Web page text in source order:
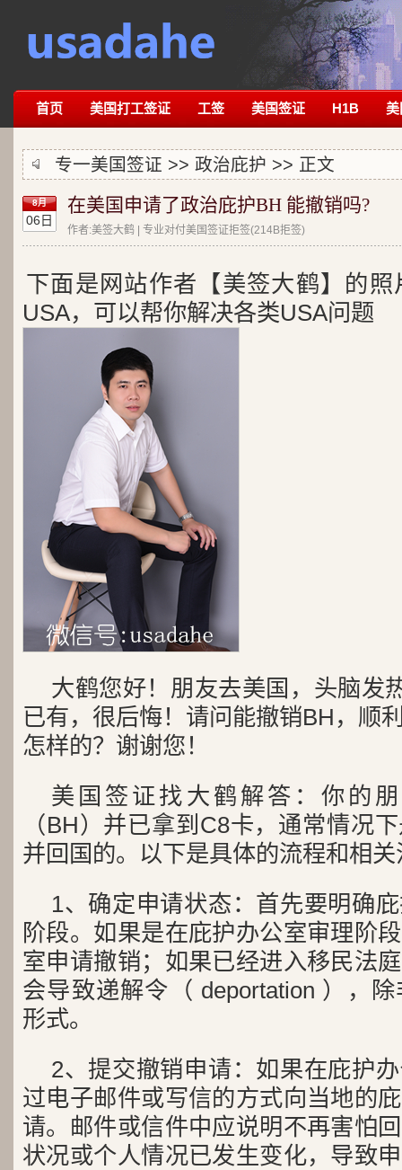
首页 美国打工签证 工签 美国签证 H1B 美
专一美国签证 >> 政治庇护 >> 正文
8月
06日
在美国申请了政治庇护BH 能撤销吗?
作者:美签大鹤 | 专业对付美国签证拒签(214B拒签)
下面是网站作者【美签大鹤】的
USA，可以帮你解决各类USA问题
大鹤您好！朋友去美国，头脑发
已有，很后悔！请问能撤销BH，顺
怎样的？谢谢您！
美国签证找大鹤解答： 你的
（BH）并已拿到C8卡，通常情况
并回国的。以下是具体的流程和相
1、确定申请状态：首先要明确
阶段。如果是在庇护办公室审理阶
室申请撤销；如果已经进入移民法
会导致递解令（ deportation ），
形式。
2、提交撤销申请：如果在庇护
过电子邮件或写信的方式向当地的
请。邮件或信件中应说明不再害怕
状况或个人情况已发生变化，导致